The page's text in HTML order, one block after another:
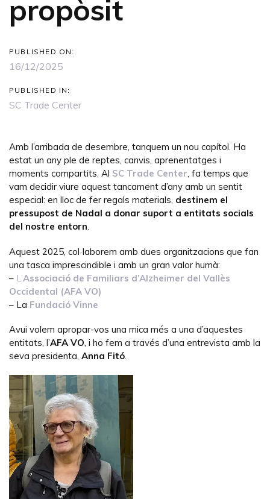
propòsit
PUBLISHED ON:
16/12/2025
PUBLISHED IN:
SC Trade Center
Amb l’arribada de desembre, tanquem un nou capítol. Ha
estat un any ple de reptes, canvis, aprenentatges i
moments compartits. Al SC Trade Center, fa temps que
vam decidir viure aquest tancament d’any amb un sentit
especial: en lloc de fer regals materials, destinem el
pressupost de Nadal a donar suport a entitats socials
del nostre entorn.
Aquest 2025, col·laborem amb dues organitzacions que fan
una tasca imprescindible i amb un gran valor humà:
– L’Associació de Familiars d’Alzheimer del Vallès
Occidental (AFA VO)
– La Fundació Vinne
Avui volem apropar-vos una mica més a una d’aquestes
entitats, l’AFA VO, i ho fem a través d’una entrevista amb la
seva presidenta, Anna Fitó.